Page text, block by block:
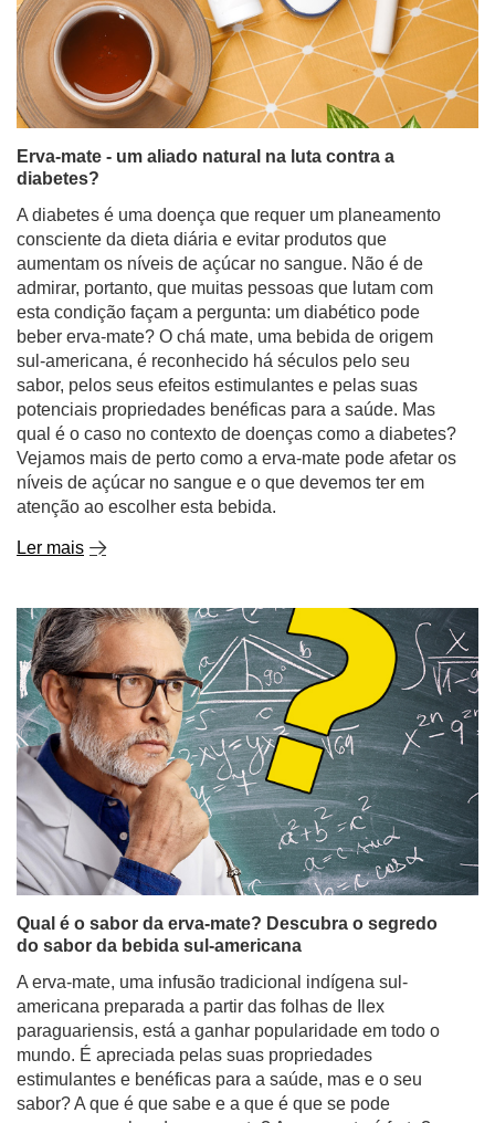
Erva-mate - um aliado natural na luta contra a
diabetes?
A diabetes é uma doença que requer um planeamento
consciente da dieta diária e evitar produtos que
aumentam os níveis de açúcar no sangue. Não é de
admirar, portanto, que muitas pessoas que lutam com
esta condição façam a pergunta: um diabético pode
beber erva-mate? O chá mate, uma bebida de origem
sul-americana, é reconhecido há séculos pelo seu
sabor, pelos seus efeitos estimulantes e pelas suas
potenciais propriedades benéficas para a saúde. Mas
qual é o caso no contexto de doenças como a diabetes?
Vejamos mais de perto como a erva-mate pode afetar os
níveis de açúcar no sangue e o que devemos ter em
atenção ao escolher esta bebida.
Ler mais
Qual é o sabor da erva-mate? Descubra o segredo
do sabor da bebida sul-americana
A erva-mate, uma infusão tradicional indígena sul-
americana preparada a partir das folhas de Ilex
paraguariensis, está a ganhar popularidade em todo o
mundo. É apreciada pelas suas propriedades
estimulantes e benéficas para a saúde, mas e o seu
sabor? A que é que sabe e a que é que se pode